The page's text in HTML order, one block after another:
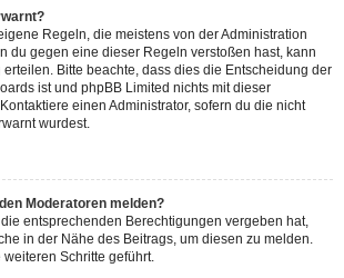
Regeln, die meistens von der Administration
du gegen eine dieser Regeln verstoßen hast, kann
Bitte beachte, dass dies die Entscheidung der
ist und phpBB Limited nichts mit dieser
einen Administrator, sofern du die nicht
wurdest.
Moderatoren melden?
entsprechenden Berechtigungen vergeben hat,
in der Nähe des Beitrags, um diesen zu melden.
Schritte geführt.